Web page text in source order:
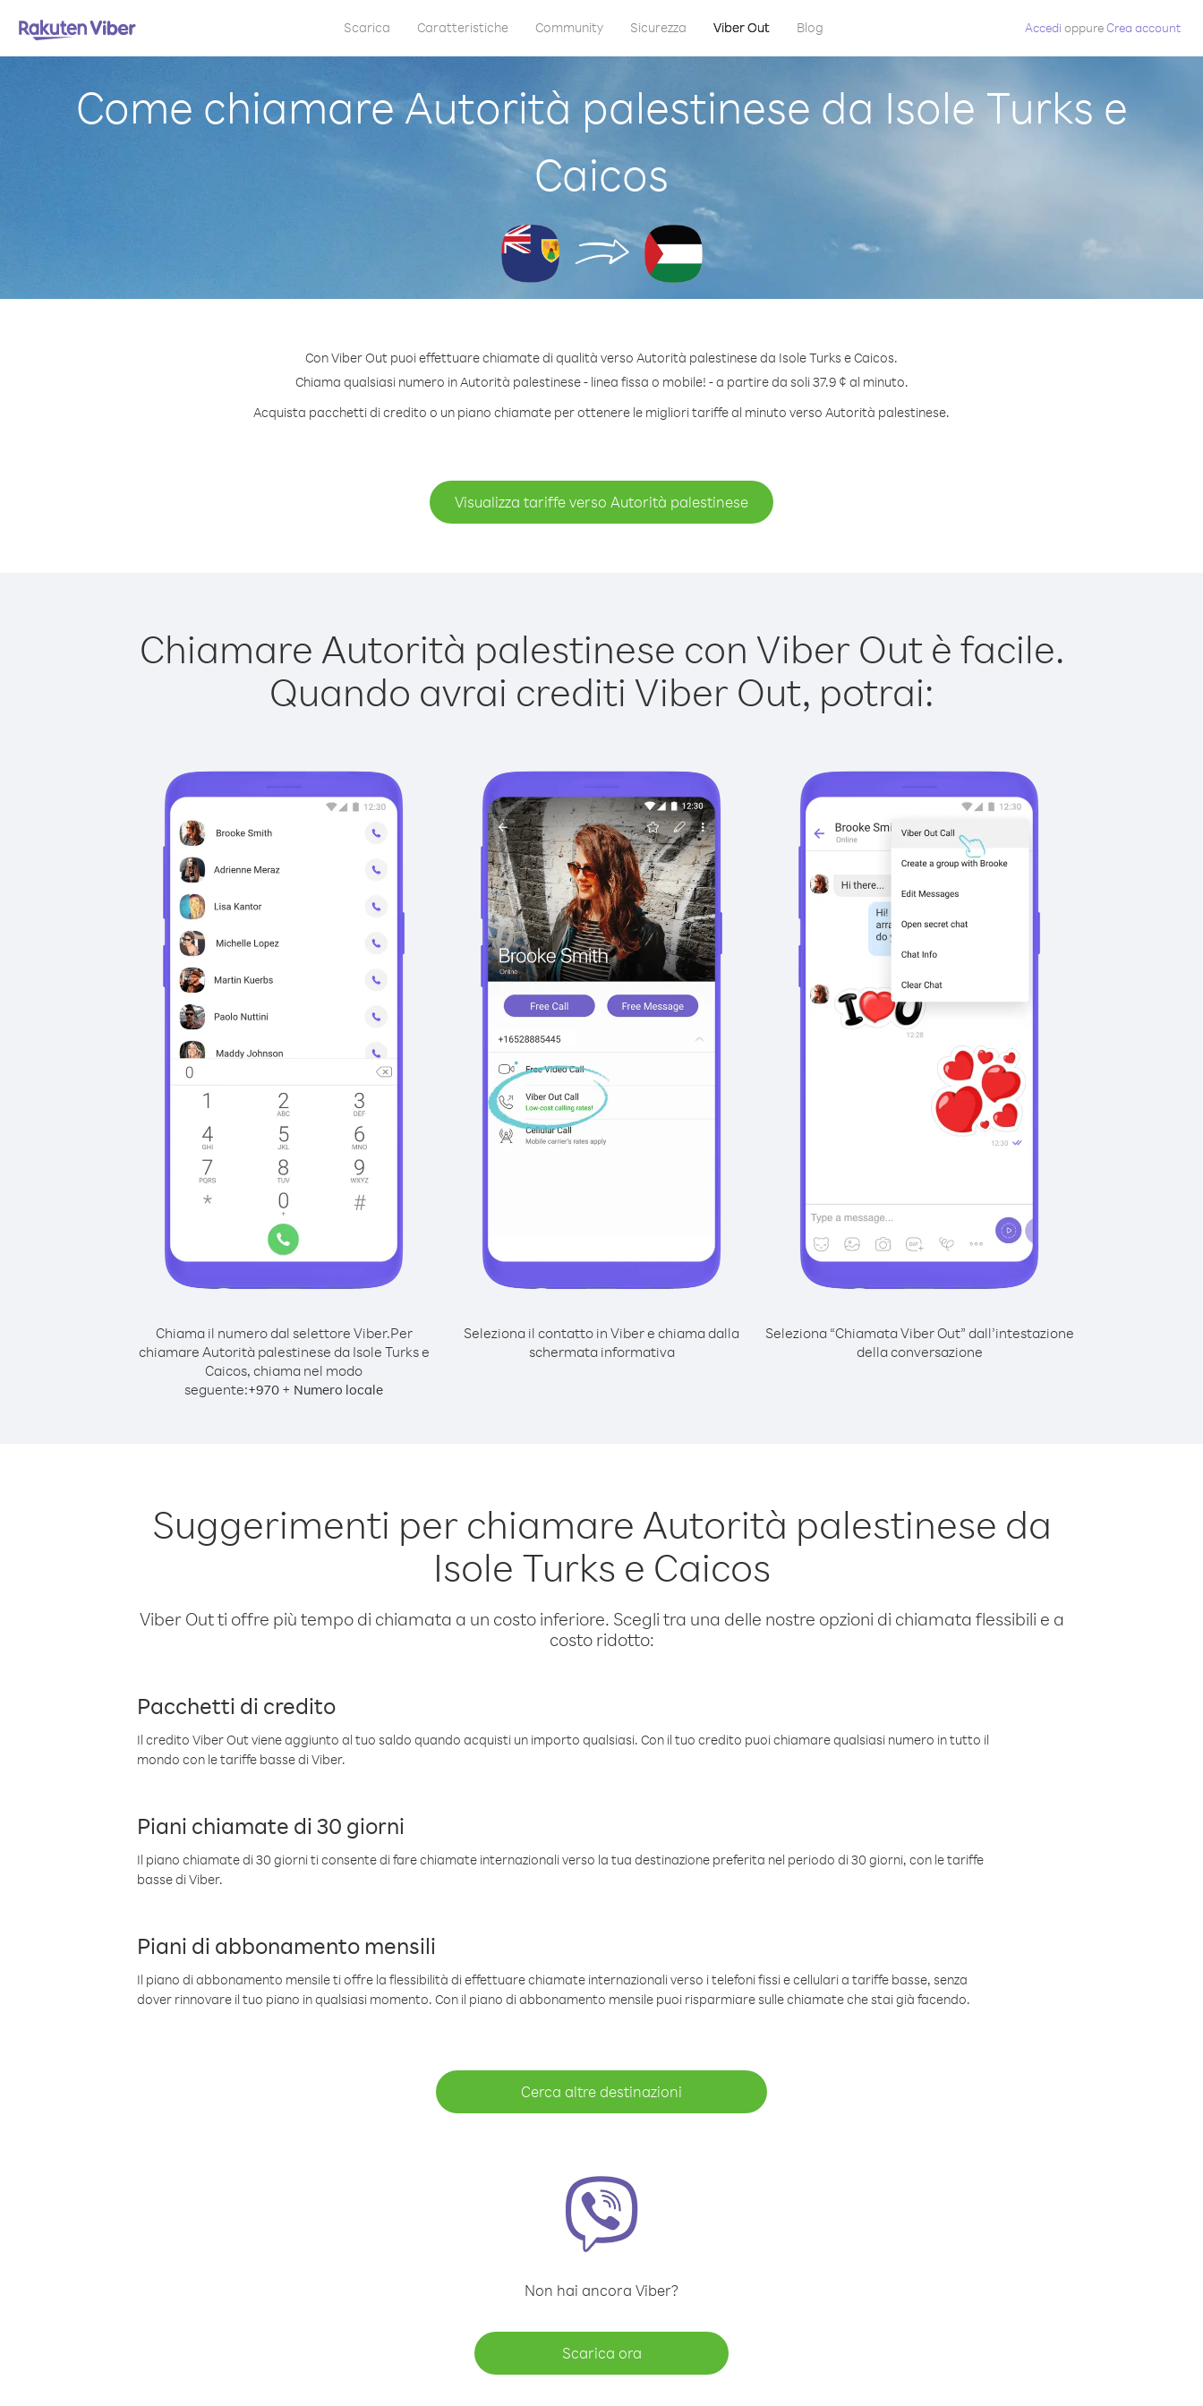
Scarica Caratteristiche Community Sicurezza Viber Out Blog Accedi oppureCrea account
Come chiamare Autorità palestinese da Isole Turks e
Caicos
Con Viber Out puoi effettuare chiamate di qualità verso Autorità palestinese da Isole Turks e Caicos.
Chiama qualsiasi numero in Autorità palestinese - linea fissa o mobile! - a partire da soli 37.9 ¢ al minuto.
Acquista pacchetti di credito o un piano chiamate per ottenere le migliori tariffe al minuto verso Autorità palestinese.
Visualizza tariffe verso Autorità palestinese
Chiamare Autorità palestinese con Viber Out è facile.
Quando avrai crediti Viber Out, potrai:
Chiama il numero dal selettore Viber.Per
chiamare Autorità palestinese da Isole Turks e
Caicos, chiama nel modo
seguente:+970 + Numero locale
Seleziona il contatto in Viber e chiama dalla
schermata informativa
Seleziona “Chiamata Viber Out” dall’intestazione
della conversazione
Suggerimenti per chiamare Autorità palestinese da
Isole Turks e Caicos
Viber Out ti offre più tempo di chiamata a un costo inferiore. Scegli tra una delle nostre opzioni di chiamata flessibili e a
costo ridotto:
Pacchetti di credito
Il credito Viber Out viene aggiunto al tuo saldo quando acquisti un importo qualsiasi. Con il tuo credito puoi chiamare qualsiasi numero in tutto il
mondo con le tariffe basse di Viber.
Piani chiamate di 30 giorni
Il piano chiamate di 30 giorni ti consente di fare chiamate internazionali verso la tua destinazione preferita nel periodo di 30 giorni, con le tariffe
basse di Viber.
Piani di abbonamento mensili
Il piano di abbonamento mensile ti offre la flessibilità di effettuare chiamate internazionali verso i telefoni fissi e cellulari a tariffe basse, senza
dover rinnovare il tuo piano in qualsiasi momento. Con il piano di abbonamento mensile puoi risparmiare sulle chiamate che stai già facendo.
Cerca altre destinazioni
Non hai ancora Viber?
Scarica ora